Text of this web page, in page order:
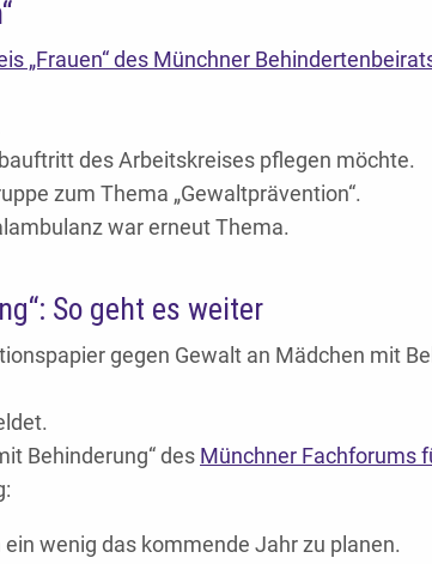
„Frauen“ des Münchner
des Arbeitskreises pflegen möchte.
zum Thema „Gewaltprävention“.
war erneut Thema.
So geht es weiter
gegen Gewalt an Mädchen mit
Behinderung“ des Münchner Fachforums
wenig das kommende Jahr zu planen.